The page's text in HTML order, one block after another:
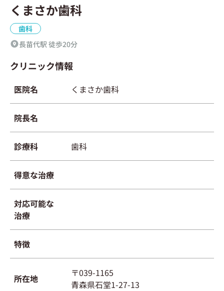
くまさか歯科
歯科
長苗代駅 徒歩20分
クリニック情報
医院名 くまさか歯科
院長名
診療科 歯科
得意な治療
対応可能な
治療
特徴
所在地
〒039-1165
青森県石堂1-27-13